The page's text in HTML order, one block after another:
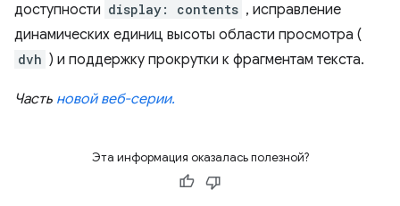
доступности display: contents , исправление
динамических единиц высоты области просмотра (
dvh ) и поддержку прокрутки к фрагментам текста.
Часть новой веб-серии.
Эта информация оказалась полезной?